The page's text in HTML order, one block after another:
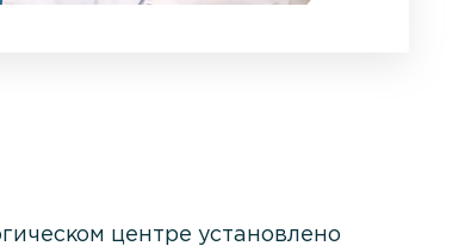
центре установлено